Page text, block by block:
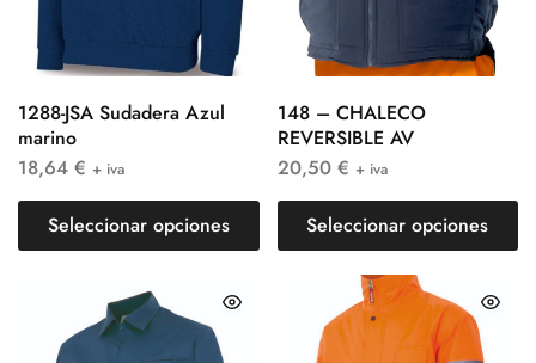
1288-JSA Sudadera Azul
marino
18,64 € + iva
Seleccionar opciones
148 – CHALECO
REVERSIBLE AV
20,50 € + iva
Seleccionar opciones